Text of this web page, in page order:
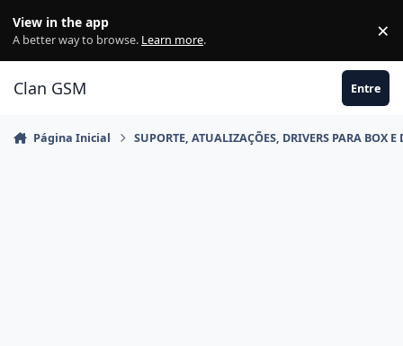
View in the app
A better way to browse. Learn more. ×
Clan GSM Entre
Página Inicial SUPORTE, ATUALIZAÇÕES, DRIVERS PARA BOX E